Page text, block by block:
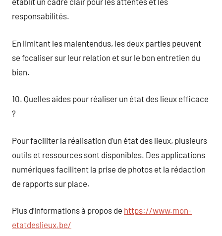
responsabilités.
En limitant les malentendus, les deux parties peuvent
se focaliser sur leur relation et sur le bon entretien du
bien.
10. Quelles aides pour réaliser un état des lieux efficace
?
Pour faciliter la réalisation d’un état des lieux, plusieurs
outils et ressources sont disponibles. Des applications
numériques facilitent la prise de photos et la rédaction
de rapports sur place.
Plus d’informations à propos de https://www.mon-
etatdeslieux.be/